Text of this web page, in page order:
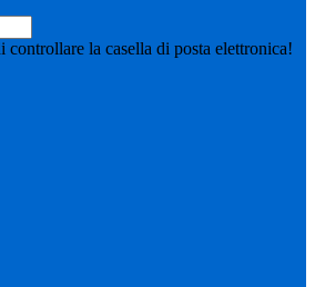
controllare la casella di posta elettronica!